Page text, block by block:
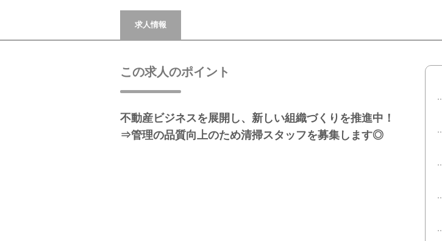
求人情報
この求人のポイント
不動産ビジネスを展開し、新しい組織づくりを推進中！
⇒管理の品質向上のため清掃スタッフを募集します◎